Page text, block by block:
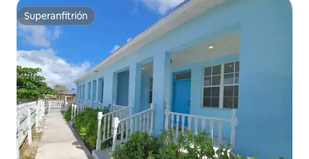
Superanfitrión
Superanfitrión